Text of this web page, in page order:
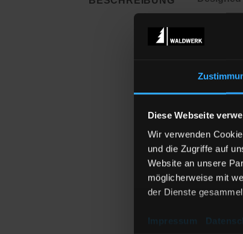
Diese Webseite
Wir verwenden
und die Zugriffe auf
Website an unsere
möglicherweise mit
der Dienste
Impressum
Unsere
Jedes
Standard
geeignet.
Da wir
bestellen
kein